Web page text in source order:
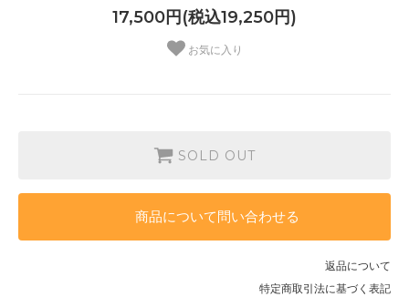
17,500円(税込19,250円)
お気に入り
SOLD OUT
商品について問い合わせる
返品について
特定商取引法に基づく表記